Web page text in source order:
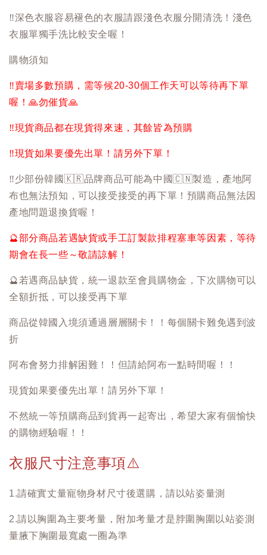
‼️深色衣服容易褪色的衣服請跟淺色衣服分開清洗！淺色
衣服單獨手洗比較安全喔！
購物須知
‼️賣場多數預購，需等候20-30個工作天可以等待再下單
喔！🙏勿催貨🙏
‼️現貨商品都在現貨得來速，其餘皆為預購
‼️現貨如果要優先出單！請另外下單！
‼️少部份韓國 🇰🇷品牌商品可能為中國🇨🇳製造，產地阿
布也無法預知，可以接受接受的再下單！預購商品無法因
產地問題退換貨喔！
🔮部分商品若遇缺貨或手工訂製款排程塞車等因素，等待
期會在長一些～敬請諒解！
🔮 若遇商品缺貨，統一退款至會員購物金，下次購物可以
全額折抵，可以接受再下單
商品從韓國入境須通過層層關卡！！每個關卡難免遇到波
折
阿布會努力排解困難！！但請給阿布一點時間喔！！
現貨如果要優先出單！請另外下單！
不然統一等預購商品到貨再一起寄出，希望大家有個愉快
的購物經驗喔！！
衣服尺寸注意事項⚠️
1.請確實丈量寵物身材尺寸後選購，請以站姿量測
2.請以胸圍為主要考量，附加考量才是脖圍胸圍以站姿測
量腋下胸圍最寬處一圈為準